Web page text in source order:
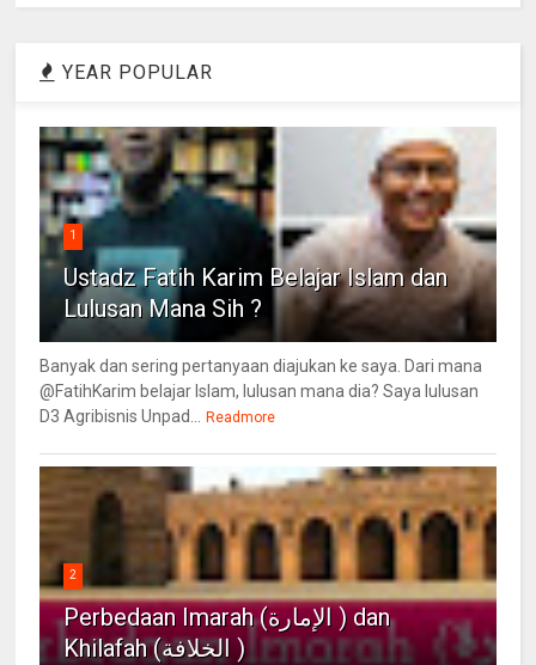
YEAR POPULAR
1
Ustadz Fatih Karim Belajar Islam dan
Lulusan Mana Sih ?
Banyak dan sering pertanyaan diajukan ke saya. Dari mana
@FatihKarim belajar Islam, lulusan mana dia? Saya lulusan
D3 Agribisnis Unpad...
Readmore
2
Perbedaan Imarah (الإمارة ) dan
Khilafah (الخلافة )